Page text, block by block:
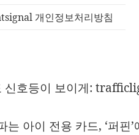
개인정보처리방침
신호등이 보이게:
는 아이 전용 카드, ‘퍼핀’